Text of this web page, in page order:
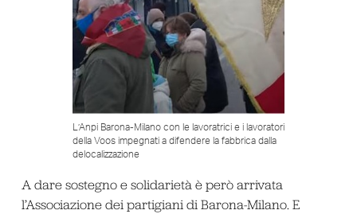
L’Anpi Barona-Milano con le lavoratrici e i lavoratori
della Voos impegnati a difendere la fabbrica dalla
delocalizzazione
A dare sostegno e solidarietà è però arrivata
l’Associazione dei partigiani di Barona-Milano. E